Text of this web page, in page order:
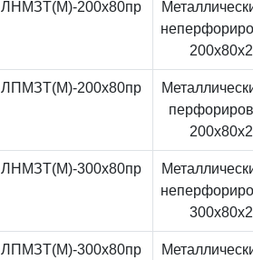
ЛНМЗТ(М)-200x80пр
ЛПМЗТ(М)-200x80пр
ЛНМЗТ(М)-300x80пр
ЛПМЗТ(М)-300x80пр